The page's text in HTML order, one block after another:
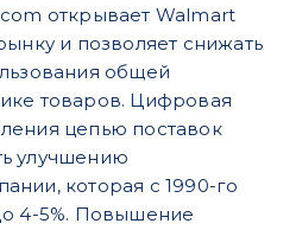
открывает Walmart
и позволяет снижать
общей
товаров. Цифровая
цепью поставок
улучшению
которая с 1990-го
4-5%. Повышение